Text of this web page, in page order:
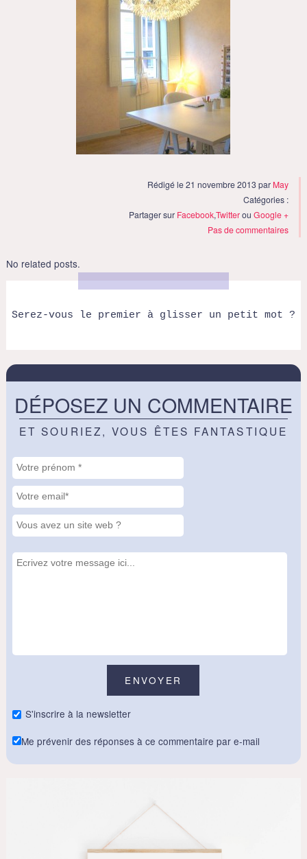
Rédigé le 21 novembre 2013 par May
Catégories :
Partager sur Facebook,TwitterouGoogle +
Pas de commentaires
No related posts.
Serez-vous le premier à glisser un petit mot ?
DÉPOSEZ UN COMMENTAIRE
ET SOURIEZ, VOUS ÊTES FANTASTIQUE
S'inscrire à la newsletter
Me prévenir des réponses à ce commentaire par e-mail